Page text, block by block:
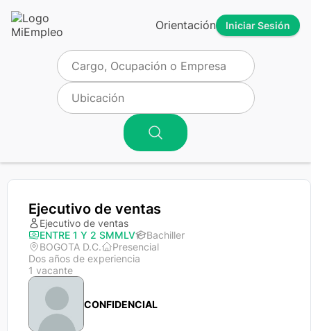
Orientación Iniciar Sesión
Ejecutivo de ventas
Ejecutivo de ventas
ENTRE 1 Y 2 SMMLV
Bachiller
BOGOTA D.C.
Presencial
Dos años de experiencia
1 vacante
CONFIDENCIAL